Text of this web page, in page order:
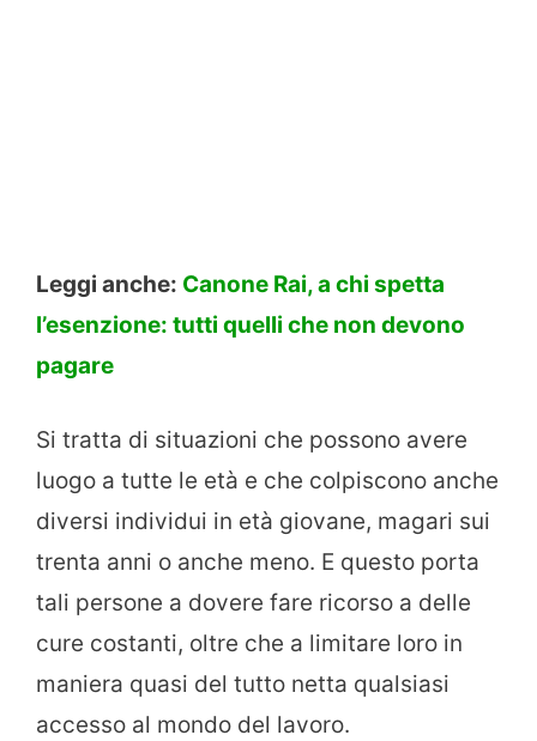
Leggi anche: Canone Rai, a chi spetta
l’esenzione: tutti quelli che non devono
pagare
Si tratta di situazioni che possono avere
luogo a tutte le età e che colpiscono anche
diversi individui in età giovane, magari sui
trenta anni o anche meno. E questo porta
tali persone a dovere fare ricorso a delle
cure costanti, oltre che a limitare loro in
maniera quasi del tutto netta qualsiasi
accesso al mondo del lavoro.